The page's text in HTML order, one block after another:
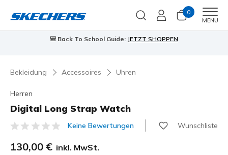
0
MENU
90 Tage kostenlose RückgabeJetzt anmelden
Bekleidung Accessoires Uhren
Herren
Digital Long Strap Watch
4,3 von 5 Kundenbewertungen
Keine Bewertungen Wunschliste
130,00 € inkl. MwSt.